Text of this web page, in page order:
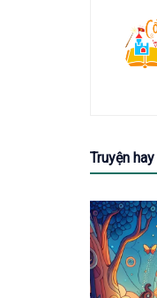
Truyện hay